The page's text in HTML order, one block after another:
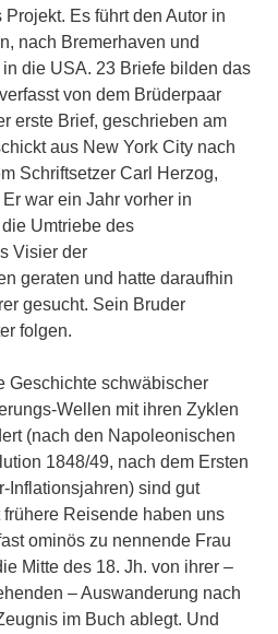
Es führt den Autor in
nach Bremerhaven und
die USA. 23 Briefe bilden das
von dem Brüderpaar
erste Brief, geschrieben am
aus New York City nach
Schriftsetzer Carl Herzog,
war ein Jahr vorher in
Umtriebe des
Visier der
geraten und hatte daraufhin
gesucht. Sein Bruder
folgen.
Geschichte schwäbischer
Wellen mit ihren Zyklen
(nach den Napoleonischen
1848/49, nach dem Ersten
Inflationsjahren) sind gut
Reisende haben uns
ominös zu nennende Frau
Mitte des 18. Jh. von ihrer –
– Auswanderung nach
im Buch ablegt. Und